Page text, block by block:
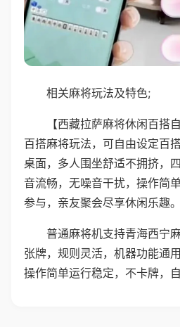
相关麻将玩法及特色;
【西藏拉萨麻将休闲百搭
百搭麻将玩法，可自由设定百
桌面，多人围坐舒适不拥挤，
音流畅，无噪音干扰，操作简
参与，亲友聚会尽享休闲乐趣。
普通麻将机支持青海西宁
张牌，规则灵活，机器功能通
操作简单运行稳定，不卡牌，